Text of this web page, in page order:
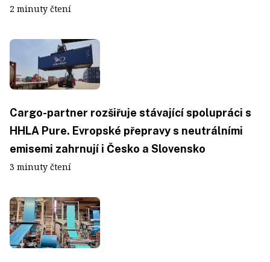
2 minuty čtení
Cargo-partner rozšiřuje stávající spolupráci s
HHLA Pure. Evropské přepravy s neutrálními
emisemi zahrnují i Česko a Slovensko
3 minuty čtení